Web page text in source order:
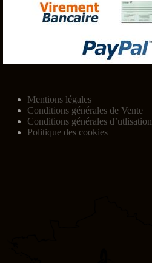
Mentions légales
Conditions générales de Vente
Conditions générales d’utlisation
Politique des cookies